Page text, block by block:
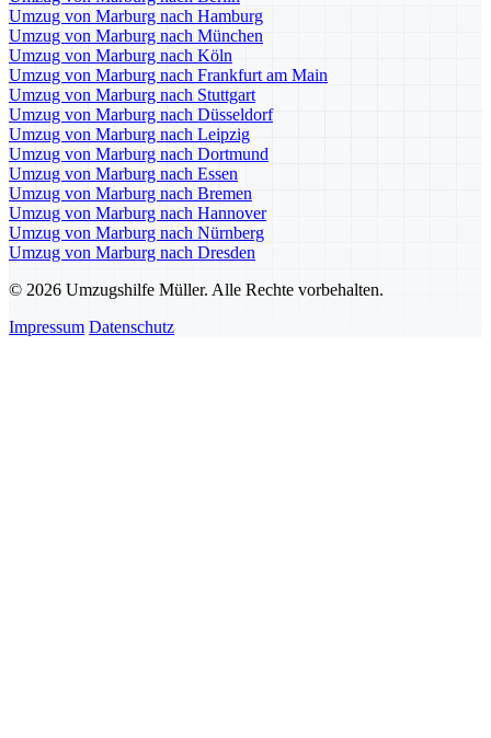
Umzug von Marburg nach Hamburg
Umzug von Marburg nach München
Umzug von Marburg nach Köln
Umzug von Marburg nach Frankfurt am Main
Umzug von Marburg nach Stuttgart
Umzug von Marburg nach Düsseldorf
Umzug von Marburg nach Leipzig
Umzug von Marburg nach Dortmund
Umzug von Marburg nach Essen
Umzug von Marburg nach Bremen
Umzug von Marburg nach Hannover
Umzug von Marburg nach Nürnberg
Umzug von Marburg nach Dresden
© 2026 Umzugshilfe Müller. Alle Rechte vorbehalten.
Impressum Datenschutz